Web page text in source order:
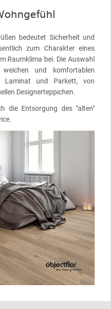
bedeutet Sicherheit und
zum Charakter eines
Raumklima bei. Die Auswahl
und komfortablen
Laminat und Parkett, von
Designerteppichen.
die Entsorgung des "alten"